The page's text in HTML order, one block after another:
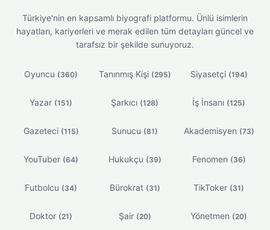
Türkiye'nin en kapsamlı biyografi platformu. Ünlü isimlerin
hayatları, kariyerleri ve merak edilen tüm detayları güncel ve
tarafsız bir şekilde sunuyoruz.
Oyuncu (360) Tanınmış Kişi (295) Siyasetçi (194)
Yazar (151) Şarkıcı (128) İş İnsanı (125)
Gazeteci (115) Sunucu (81) Akademisyen (73)
YouTuber (64) Hukukçu (39) Fenomen (36)
Futbolcu (34) Bürokrat (31) TikToker (31)
Doktor (21) Şair (20) Yönetmen (20)